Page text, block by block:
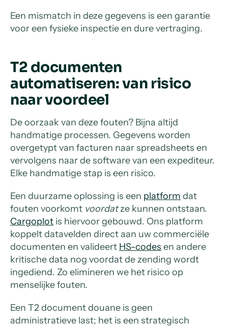
Een mismatch in deze gegevens is een garantie
voor een fysieke inspectie en dure vertraging.
T2 documenten
automatiseren: van risico
naar voordeel
De oorzaak van deze fouten? Bijna altijd
handmatige processen. Gegevens worden
overgetypt van facturen naar spreadsheets en
vervolgens naar de software van een expediteur.
Elke handmatige stap is een risico.
Een duurzame oplossing is een platform dat
fouten voorkomt voordatze kunnen ontstaan.
Cargoplot is hiervoor gebouwd. Ons platform
koppelt datavelden direct aan uw commerciële
documenten en valideert HS-codes en andere
kritische data nog voordat de zending wordt
ingediend. Zo elimineren we het risico op
menselijke fouten.
Een T2 document douane is geen
administratieve last; het is een strategisch